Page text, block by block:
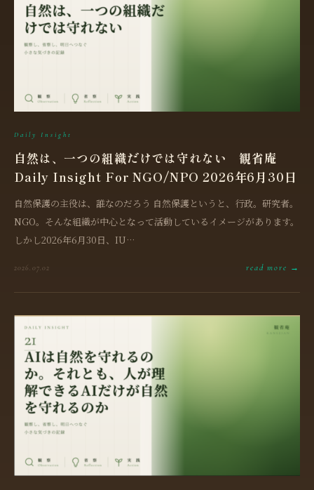
Daily Insight
自然は、一つの組織だけでは守れない 観省庵
Daily Insight For NGO/NPO 2026年6月30日
自然保護の主役は、誰なのだろう 自然保護というと、行政。研究者。
NGO。そんな組織が中心となって活動しているイメージがあります。
しかし2026年6月30日、IU…
2026.07.02 read more →